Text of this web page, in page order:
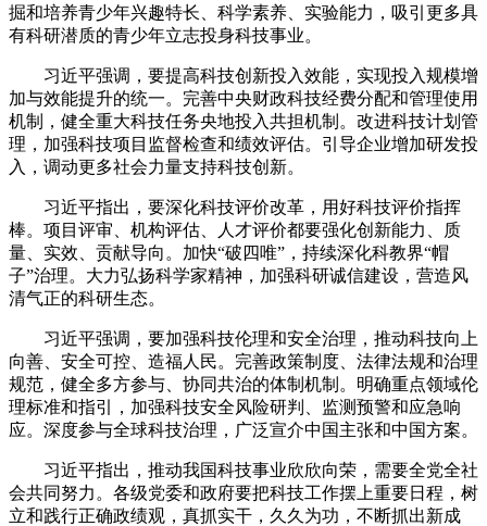
掘和培养青少年兴趣特长、科学素养、实验能力，吸引更多具
有科研潜质的青少年立志投身科技事业。
习近平强调，要提高科技创新投入效能，实现投入规模增
加与效能提升的统一。完善中央财政科技经费分配和管理使用
机制，健全重大科技任务央地投入共担机制。改进科技计划管
理，加强科技项目监督检查和绩效评估。引导企业增加研发投
入，调动更多社会力量支持科技创新。
习近平指出，要深化科技评价改革，用好科技评价指挥
棒。项目评审、机构评估、人才评价都要强化创新能力、质
量、实效、贡献导向。加快“破四唯”，持续深化科教界“帽
子”治理。大力弘扬科学家精神，加强科研诚信建设，营造风
清气正的科研生态。
习近平强调，要加强科技伦理和安全治理，推动科技向上
向善、安全可控、造福人民。完善政策制度、法律法规和治理
规范，健全多方参与、协同共治的体制机制。明确重点领域伦
理标准和指引，加强科技安全风险研判、监测预警和应急响
应。深度参与全球科技治理，广泛宣介中国主张和中国方案。
习近平指出，推动我国科技事业欣欣向荣，需要全党全社
会共同努力。各级党委和政府要把科技工作摆上重要日程，树
立和践行正确政绩观，真抓实干，久久为功，不断抓出新成